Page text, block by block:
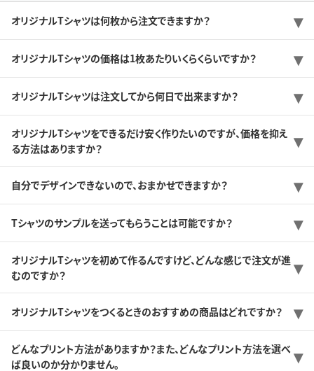
オリジナルTシャツは何枚から注文できますか？
オリジナルTシャツの価格は1枚あたりいくらくらいですか？
オリジナルTシャツは注文してから何日で出来ますか？
オリジナルTシャツをできるだけ安く作りたいのですが、価格を抑え
る方法はありますか？
自分でデザインできないので、おまかせできますか？
Tシャツのサンプルを送ってもらうことは可能ですか？
オリジナルTシャツを初めて作るんですけど、どんな感じで注文が進
むのですか？
オリジナルTシャツをつくるときのおすすめの商品はどれですか？
どんなプリント方法がありますか？また、どんなプリント方法を選べ
ば良いのか分かりません。